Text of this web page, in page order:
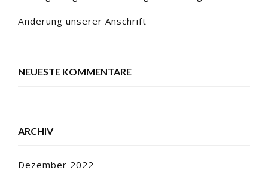
Änderung unserer Anschrift
NEUESTE KOMMENTARE
ARCHIV
Dezember 2022